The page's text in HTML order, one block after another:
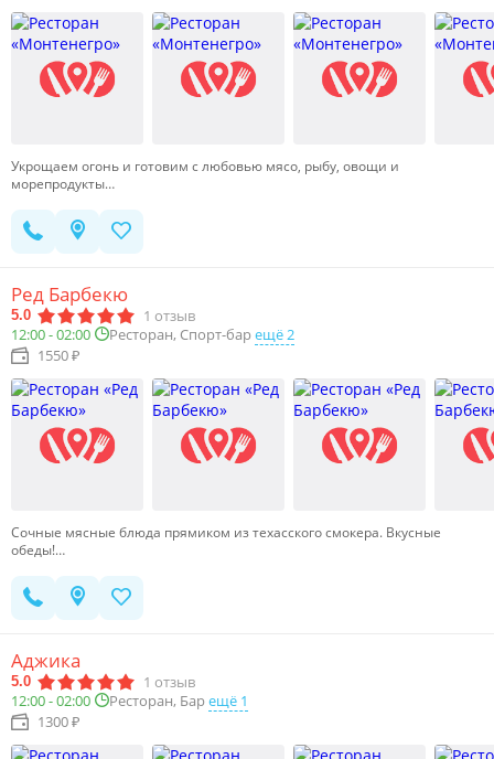
Укрощаем огонь и готовим с любовью мясо, рыбу, овощи и
морепродукты…
Ред Барбекю
5.0 1 отзыв
12:00 - 02:00
Ресторан, Спорт-барещё 2
1550 ₽
Сочные мясные блюда прямиком из техасского смокера. Вкусные
обеды!…
Аджика
5.0 1 отзыв
12:00 - 02:00
Ресторан, Барещё 1
1300 ₽